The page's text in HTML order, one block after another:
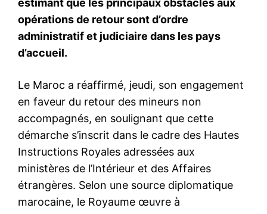
Mon compte
Related
intensifie ses actions en
direction des jeunes pour la
Global Money Week 2026
20 March 2026
In "Bourse"
heureuse à la veille du
Sommet du pétrole et du gaz
8 January 2019
In "Afrique"